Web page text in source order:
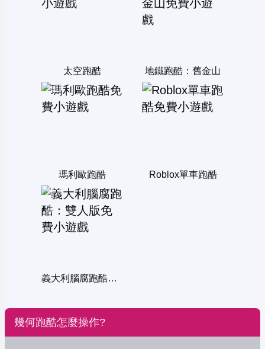
太空跑酷 地鐵跑酷：舊金山
瑪利歐跑酷 Roblox單車跑酷
義大利腦腐跑酷：雙人版
幾何跑酷怎麼操作?